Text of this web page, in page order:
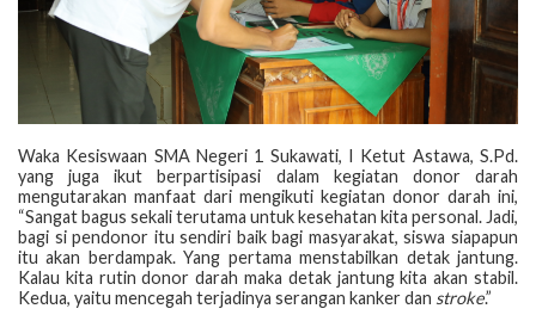
Waka Kesiswaan SMA Negeri 1 Sukawati, I Ketut Astawa, S.Pd.
yang juga ikut berpartisipasi dalam kegiatan donor darah
mengutarakan manfaat dari mengikuti kegiatan donor darah ini,
“Sangat bagus sekali terutama untuk kesehatan kita personal. Jadi,
bagi si pendonor itu sendiri baik bagi masyarakat, siswa siapapun
itu akan berdampak. Yang pertama menstabilkan detak jantung.
Kalau kita rutin donor darah maka detak jantung kita akan stabil.
Kedua, yaitu mencegah terjadinya serangan kanker dan stroke.”